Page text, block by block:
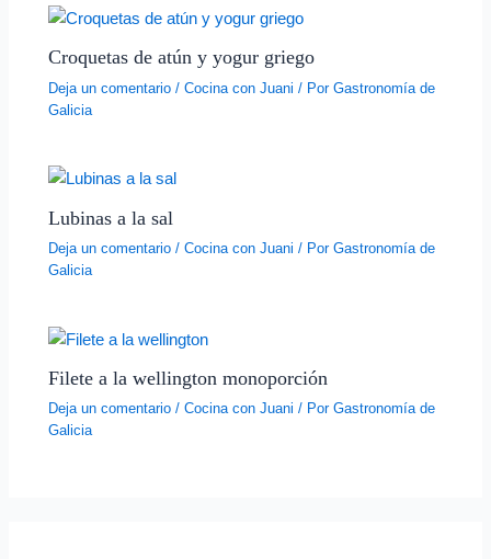
Croquetas de atún y yogur griego
Deja un comentario /Cocina con Juani / PorGastronomía de
Galicia
Lubinas a la sal
Deja un comentario /Cocina con Juani / PorGastronomía de
Galicia
Filete a la wellington monoporción
Deja un comentario /Cocina con Juani / PorGastronomía de
Galicia